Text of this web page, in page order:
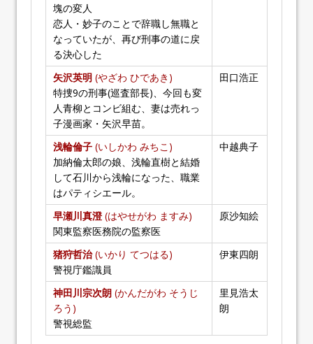
塊の変人
恋人・妙子のことで辞職し無職と
なっていたが、再び刑事の道に戻
る決心した
矢沢英明 (やざわ ひであき)
特捜9の刑事(巡査部長)、今回も変
人青柳とコンビ組む、妻は売れっ
子漫画家・矢沢早苗。
田口浩正
浅輪倫子 (いしかわ みちこ)
加納倫太郎の娘、浅輪直樹と結婚
して石川から浅輪になった、職業
はパティシエール。
中越典子
早瀬川真澄 (はやせがわ ますみ)
関東監察医務院の監察医
原沙知絵
猪狩哲治(いかり てつはる)
警視庁鑑識員
伊東四朗
神田川宗次朗 (かんだがわ そうじ
ろう)
警視総監
里見浩太
朗